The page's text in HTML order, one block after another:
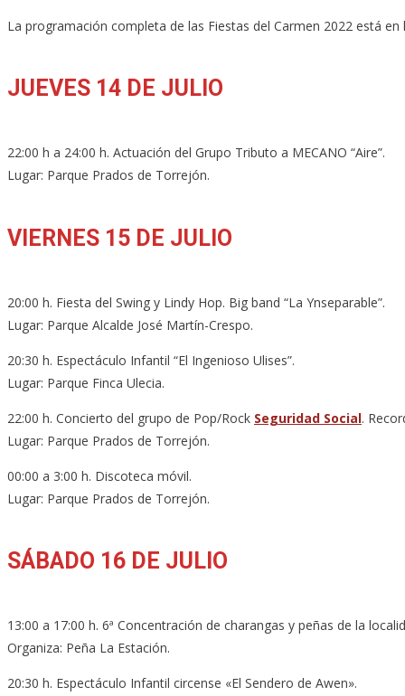
La programación completa de las Fiestas del Carmen 2022 está en
JUEVES 14 DE JULIO
22:00 h a 24:00 h. Actuación del Grupo Tributo a MECANO “Aire”.
Lugar: Parque Prados de Torrejón.
VIERNES 15 DE JULIO
20:00 h. Fiesta del Swing y Lindy Hop. Big band “La Ynseparable”.
Lugar: Parque Alcalde José Martín-Crespo.
20:30 h. Espectáculo Infantil “El Ingenioso Ulises”.
Lugar: Parque Finca Ulecia.
22:00 h. Concierto del grupo de Pop/Rock Seguridad Social.
Lugar: Parque Prados de Torrejón.
00:00 a 3:00 h. Discoteca móvil.
Lugar: Parque Prados de Torrejón.
SÁBADO 16 DE JULIO
13:00 a 17:00 h. 6ª Concentración de charangas y peñas de la
Organiza: Peña La Estación.
20:30 h. Espectáculo Infantil circense «El Sendero de Awen».